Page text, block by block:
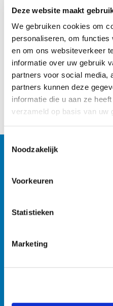
Deze website maakt
We gebruiken cookies om
personaliseren, om
en om ons websiteverkeer
informatie over uw gebruik
partners voor social media,
partners kunnen deze
informatie die u aan ze
verzameld op basis van uw
Noodzakelijk
Voorkeuren
Statistieken
Marketing
Naar het overzicht